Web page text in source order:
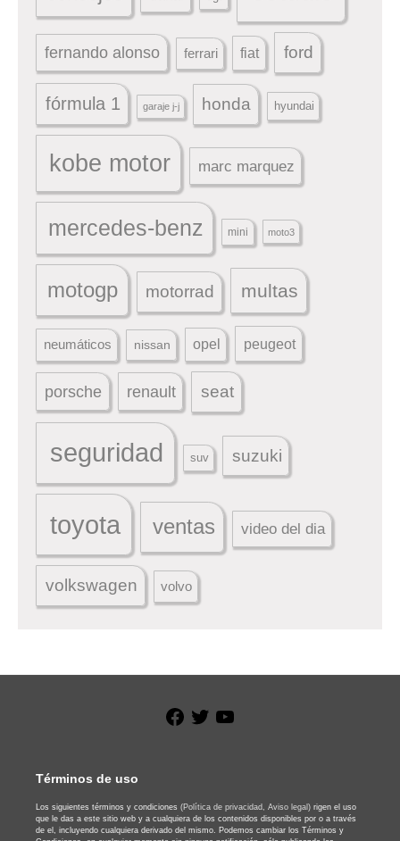
fernando alonso ferrari fiat ford
fórmula 1 garaje j-j honda hyundai
kobe motor marc marquez
mercedes-benz mini moto3
motogp motorrad multas
neumáticos nissan opel peugeot
porsche renault seat
seguridad suv suzuki
toyota ventas video del dia
volkswagen volvo
Facebook
Twitter
Términos de uso
Los siguientes términos y condiciones (Política de privacidad, Aviso legal) rigen el uso
que le das a este sitio web y a cualquiera de los contenidos disponibles por o a través
de el, incluyendo cualquiera derivado del mismo. Podemos cambiar los Términos y